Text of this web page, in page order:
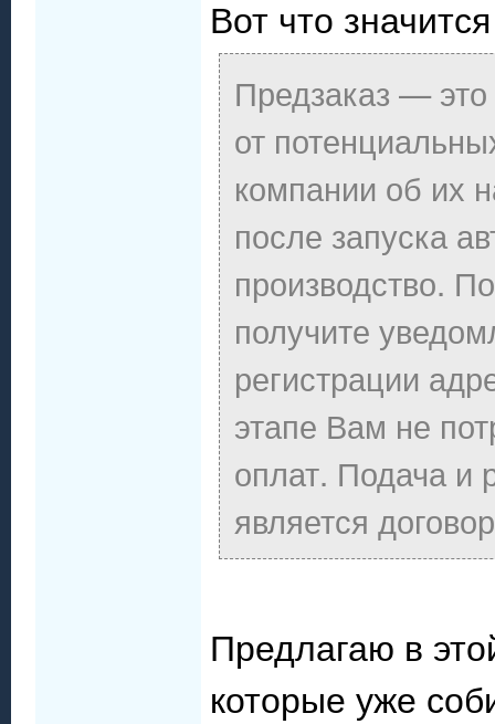
Вот что
Предзаказ —
от
компании об их
после запуска
производство.
получите
регистрации
этапе Вам не
оплат. Подача и
является
Предлагаю в
которые уже